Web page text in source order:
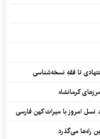
تا فقهِ نسخه‌شناسی
امروز با میراث کهن فارسی
راه‌ها می‌گذرد